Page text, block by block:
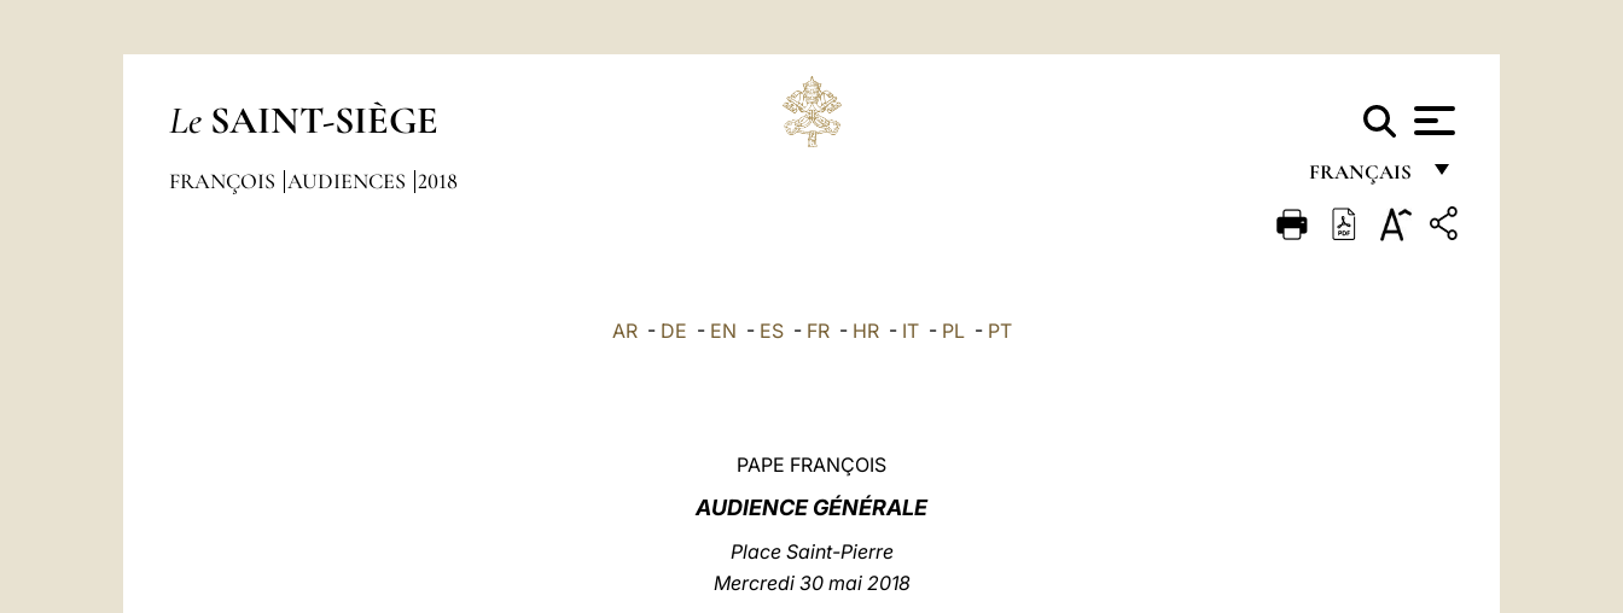
Le SAINT-SIÈGE
FRANÇAIS
FRANÇAIS
FRANÇOIS AUDIENCES 2018
AR- DE - EN - ES- FR- HR- IT- PL- PT
PAPE FRANÇOIS
AUDIENCE GÉNÉRALE
Place Saint-Pierre
Mercredi 30 mai 2018